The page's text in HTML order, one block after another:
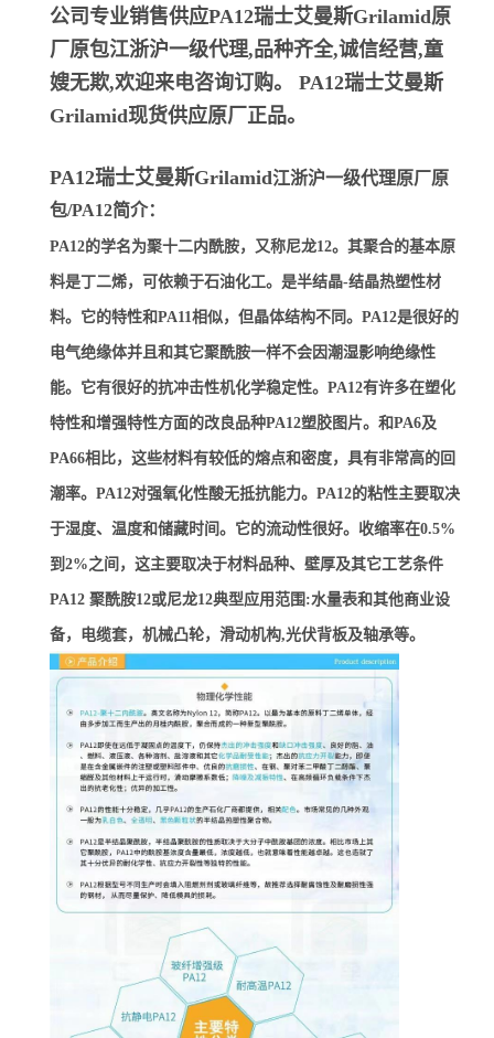
公司专业销售供应PA12瑞士艾曼斯Grilamid原
厂原包江浙沪一级代理,品种齐全,诚信经营,童
嫂无欺,欢迎来电咨询订购。 PA12瑞士艾曼斯
Grilamid现货供应原厂正品。
PA12瑞士艾曼斯Grilamid江浙沪一级代理原厂原
包/PA12简介：
PA12的学名为聚十二内酰胺，又称尼龙12。其聚合的基本原
料是丁二烯，可依赖于石油化工。是半结晶-结晶热塑性材
料。它的特性和PA11相似，但晶体结构不同。PA12是很好的
电气绝缘体并且和其它聚酰胺一样不会因潮湿影响绝缘性
能。它有很好的抗冲击性机化学稳定性。PA12有许多在塑化
特性和增强特性方面的改良品种PA12塑胶图片。和PA6及
PA66相比，这些材料有较低的熔点和密度，具有非常高的回
潮率。PA12对强氧化性酸无抵抗能力。PA12的粘性主要取决
于湿度、温度和储藏时间。它的流动性很好。收缩率在0.5%
到2%之间，这主要取决于材料品种、壁厚及其它工艺条件
PA12 聚酰胺12或尼龙12典型应用范围:水量表和其他商业设
备，电缆套，机械凸轮，滑动机构,光伏背板及轴承等。